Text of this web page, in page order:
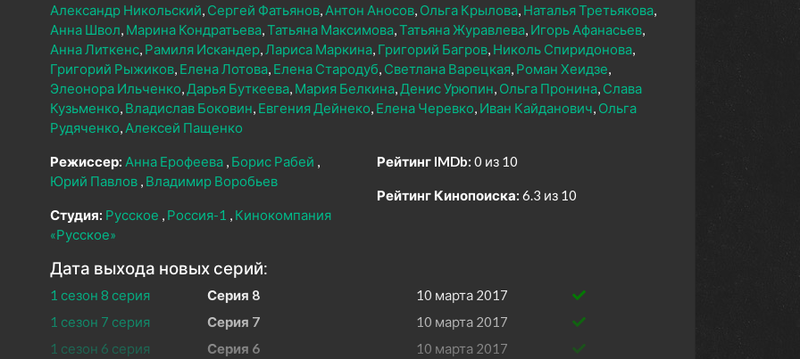
Александр Никольский Сергей Фатьянов Антон Аносов Ольга Крылова Наталья Третьякова
Анна Швол Марина Кондратьева Татьяна Максимова Татьяна Журавлева Игорь Афанасьев
Анна Литкенс Рамиля Искандер Лариса Маркина Григорий Багров Николь Спиридонова
Григорий Рыжиков Елена Лотова Елена Стародуб Светлана Варецкая Роман Хеидзе
Элеонора Ильченко Дарья Буткеева Мария Белкина Денис Урюпин Ольга Пронина Слава
Кузьменко Владислав Боковин Евгения Дейнеко Елена Черевко Иван Кайданович Ольга
Рудяченко Алексей Пащенко
Режиссер: Анна Ерофеева Борис Рабей
Юрий Павлов Владимир Воробьев
Студия: Русское Россия-1
Кинокомпания
«Русское»
Рейтинг IMDb: 0 из 10
Рейтинг Кинопоиска: 6.3 из 10
Дата выхода новых серий:
1 сезон 8 серия Серия 8
10 марта 2017
1 сезон 7 серия
Серия 7
10 марта 2017
1 сезон 6 серия
Серия 6
10 марта 2017